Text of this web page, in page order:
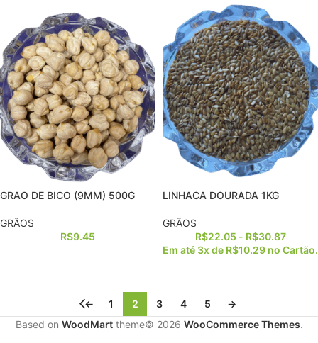
GRAO DE BICO (9MM) 500G
GRÃOS
R$9.45
LINHACA DOURADA 1KG
GRÃOS
R$22.05 - R$30.87
Em até 3x de R$10.29 no Cartão.
← 1 2 3 4 5
→
Based on WoodMarttheme© 2026 WooCommerce Themes.